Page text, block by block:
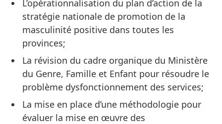
L’opérationnalisation du plan d’action de la
stratégie nationale de promotion de la
masculinité positive dans toutes les
provinces;
La révision du cadre organique du Ministère
du Genre, Famille et Enfant pour résoudre le
problème dysfonctionnement des services;
La mise en place d’une méthodologie pour
évaluer la mise en œuvre des